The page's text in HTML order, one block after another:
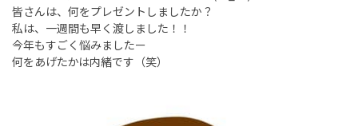
皆さんは、何をプレゼントしましたか？
私は、一週間も早く渡しました！！
今年もすごく悩みましたー
何をあげたかは内緒です（笑）